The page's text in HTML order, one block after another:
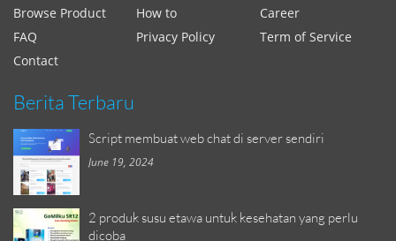
Browse Product
How to
Career
FAQ
Privacy Policy
Term of Service
Contact
Berita Terbaru
Script membuat web chat di server sendiri
June 19, 2024
2 produk susu etawa untuk kesehatan yang perlu
dicoba